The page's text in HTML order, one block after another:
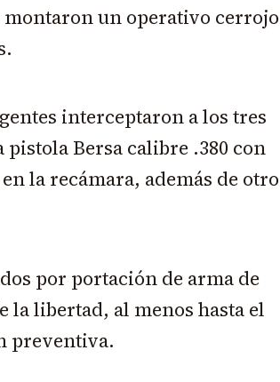
un operativo cerrojo
interceptaron a los tres
Bersa calibre .380 con
la recámara, además de otro
por portación de arma de
libertad, al menos hasta el
preventiva.